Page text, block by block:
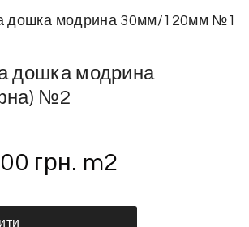
дошка модрина
№2
грн. m2